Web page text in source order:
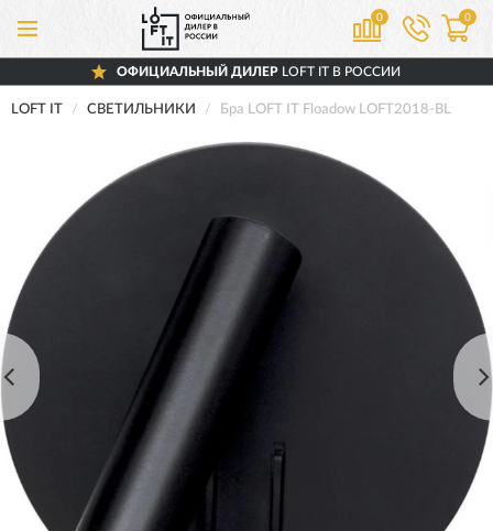
0 0
ОФИЦИАЛЬНЫЙ ДИЛЕРLOFT IT В РОССИИ
LOFT IT СВЕТИЛЬНИКИ Бра LOFT IT Floadow LOFT2018-BL